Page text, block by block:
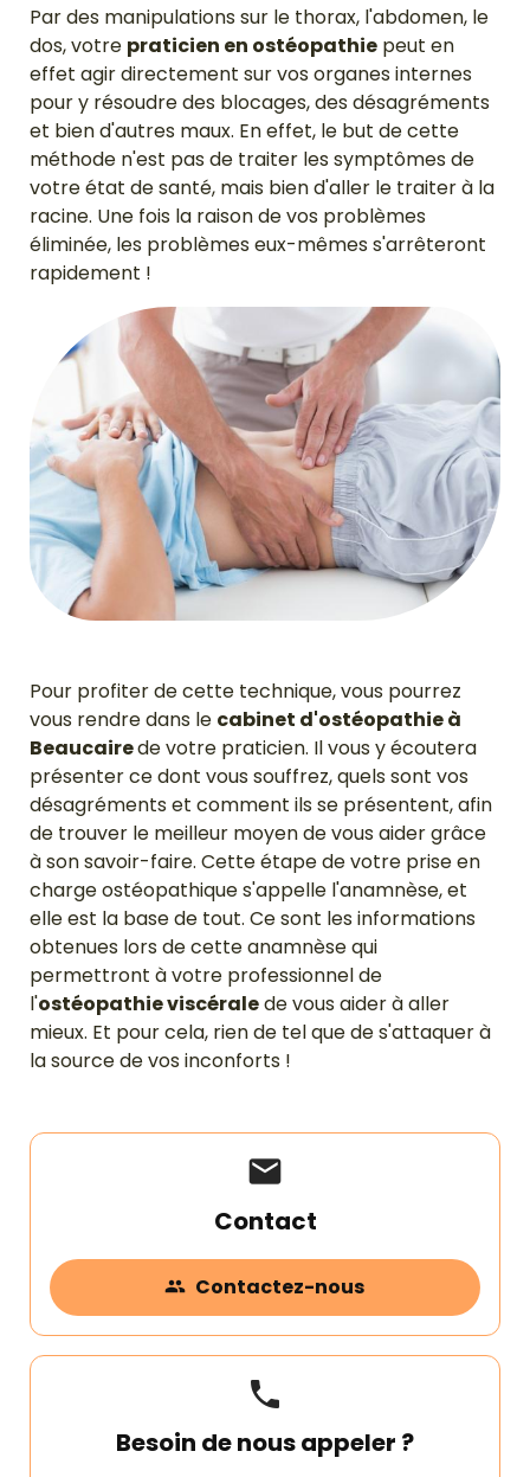
Par des manipulations sur le thorax, l'abdomen, le
dos, votre praticien en ostéopathie peut en
effet agir directement sur vos organes internes
pour y résoudre des blocages, des désagréments
et bien d'autres maux. En effet, le but de cette
méthode n'est pas de traiter les symptômes de
votre état de santé, mais bien d'aller le traiter à la
racine. Une fois la raison de vos problèmes
éliminée, les problèmes eux-mêmes s'arrêteront
rapidement !
Pour profiter de cette technique, vous pourrez
vous rendre dans le cabinet d'ostéopathie à
Beaucairede votre praticien. Il vous y écoutera
présenter ce dont vous souffrez, quels sont vos
désagréments et comment ils se présentent, afin
de trouver le meilleur moyen de vous aider grâce
à son savoir-faire. Cette étape de votre prise en
charge ostéopathique s'appelle l'anamnèse, et
elle est la base de tout. Ce sont les informations
obtenues lors de cette anamnèse qui
permettront à votre professionnel de
l'ostéopathie viscéralede vous aider à aller
mieux. Et pour cela, rien de tel que de s'attaquer à
la source de vos inconforts !
mail
Contact
people Contactez-nous
phone
Besoin de nous appeler ?